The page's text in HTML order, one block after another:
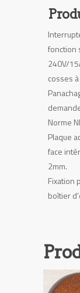
fonction
240V/
cosses
Norme
Plaque
face
2mm.
Fixation
boîtier